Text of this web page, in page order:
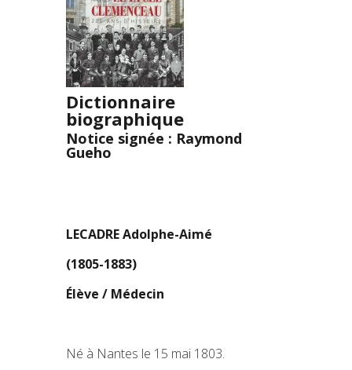
Dictionnaire
biographique
Notice signée : Raymond
Gueho
LECADRE Adolphe-Aimé
(1805-1883)
Élève / Médecin
Né à Nantes le 15 mai 1803.